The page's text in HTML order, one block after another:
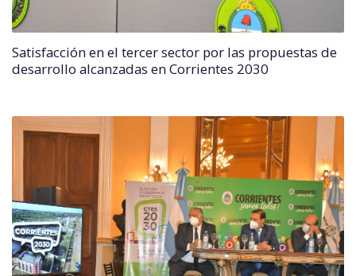
Satisfacción en el tercer sector por las propuestas de
desarrollo alcanzadas en Corrientes 2030